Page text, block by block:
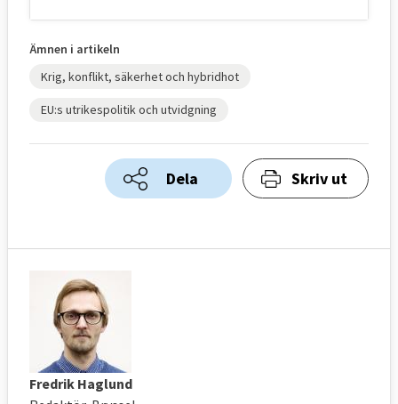
Ämnen i artikeln
Krig, konflikt, säkerhet och hybridhot
EU:s utrikespolitik och utvidgning
Dela Skriv ut
Fredrik Haglund